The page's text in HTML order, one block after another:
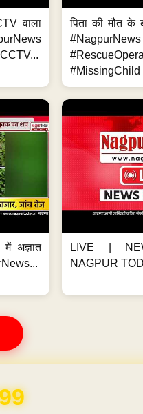
वाला
पिता की मौत के
#NagpurNews
#MissingChild
अज्ञात
LIVE |
NAGPUR
for 1 Year